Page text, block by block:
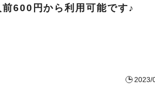
前600円から利用可能です♪
2023/